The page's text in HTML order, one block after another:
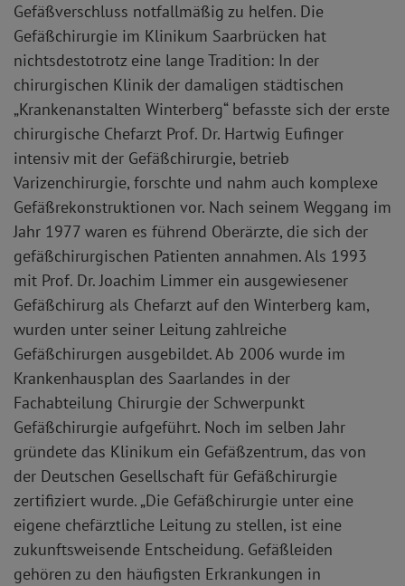
Gefäßverschluss notfallmäßig zu helfen. Die
Gefäßchirurgie im Klinikum Saarbrücken hat
nichtsdestotrotz eine lange Tradition: In der
chirurgischen Klinik der damaligen städtischen
„Krankenanstalten Winterberg“ befasste sich der erste
chirurgische Chefarzt Prof. Dr. Hartwig Eufinger
intensiv mit der Gefäßchirurgie, betrieb
Varizenchirurgie, forschte und nahm auch komplexe
Gefäßrekonstruktionen vor. Nach seinem Weggang im
Jahr 1977 waren es führend Oberärzte, die sich der
gefäßchirurgischen Patienten annahmen. Als 1993
mit Prof. Dr. Joachim Limmer ein ausgewiesener
Gefäßchirurg als Chefarzt auf den Winterberg kam,
wurden unter seiner Leitung zahlreiche
Gefäßchirurgen ausgebildet. Ab 2006 wurde im
Krankenhausplan des Saarlandes in der
Fachabteilung Chirurgie der Schwerpunkt
Gefäßchirurgie aufgeführt. Noch im selben Jahr
gründete das Klinikum ein Gefäßzentrum, das von
der Deutschen Gesellschaft für Gefäßchirurgie
zertifiziert wurde. „Die Gefäßchirurgie unter eine
eigene chefärztliche Leitung zu stellen, ist eine
zukunftsweisende Entscheidung. Gefäßleiden
gehören zu den häufigsten Erkrankungen in